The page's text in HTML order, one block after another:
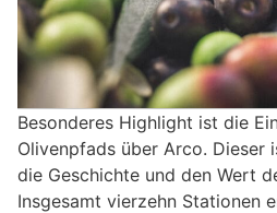
Besonderes Highlight ist die
Olivenpfads über Arco. Dieser
die Geschichte und den Wert
Insgesamt vierzehn Stationen